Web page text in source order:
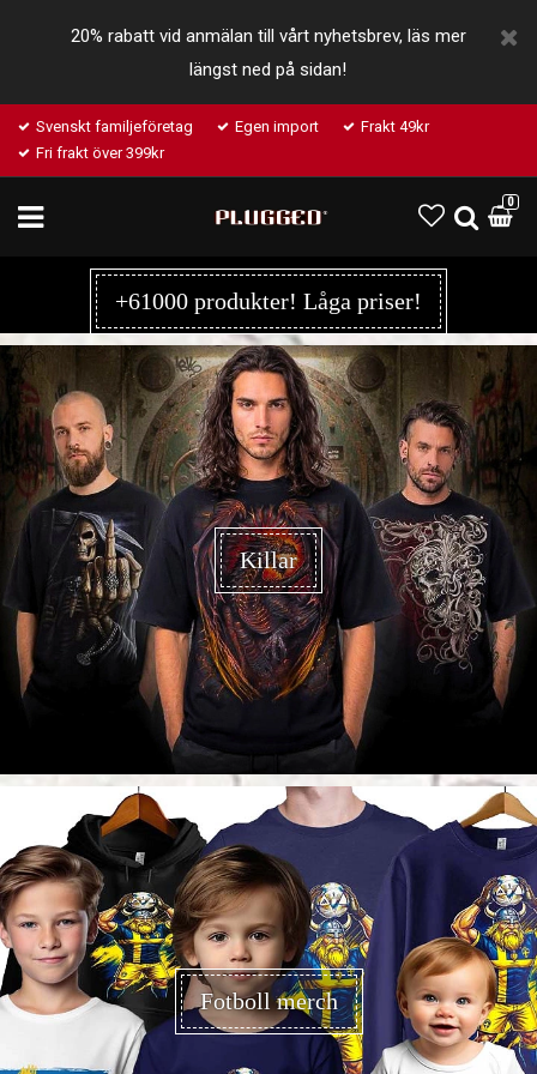
20% rabatt vid anmälan till vårt nyhetsbrev, läs mer
längst ned på sidan!
Svenskt familjeföretag Egen import
Frakt 49kr
Fri frakt över 399kr
0
+61000 produkter! Låga priser!
Killar
Fotboll merch